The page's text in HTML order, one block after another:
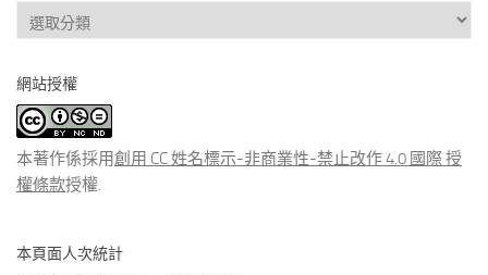
查
看
類
文
章
網站授權
本著作係採用創用 CC 姓名標示-非商業性-禁止改作 4.0 國際 授
權條款授權.
本頁面人次統計